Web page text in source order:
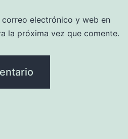
correo electrónico y web en
la próxima vez que comente.